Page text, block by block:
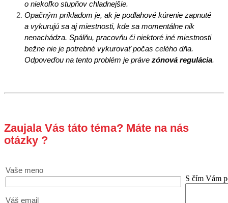
o niekoľko stupňov chladnejšie.
Opačným príkladom je, ak je podlahové kúrenie zapnuté
a vykurujú sa aj miestnosti, kde sa momentálne nik
nenachádza. Spálňu, pracovňu či niektoré iné miestnosti
bežne nie je potrebné vykurovať počas celého dňa.
Odpoveďou na tento problém je práve zónová regulácia.
Zaujala Vás táto téma? Máte na nás
otázky ?
Vaše meno
Váš email
S čím Vám